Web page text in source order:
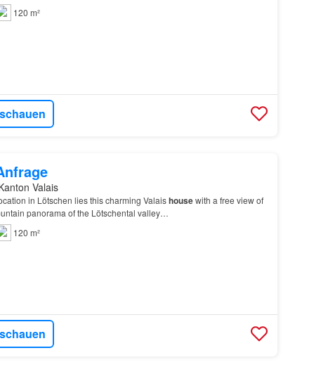
120 m²
Valais
in Lötschen lies this charming Valaishousewith a free view of
panorama of the Lötschental valley…
120 m²